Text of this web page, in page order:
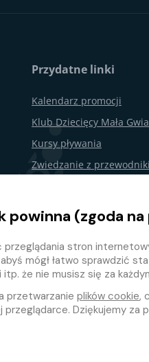
Przydatne linki
Kalendarz promocji
Klub Dziecięcy Mała
Kursy pływania
Zwiedzanie z
Odstąpienie od umowy
Program lojalnościowy
powinna (zgoda
stron
mógł łatwo sprawdzić
że nie musisz się za
przetwarzanie plików cookie,
Dziękujemy za